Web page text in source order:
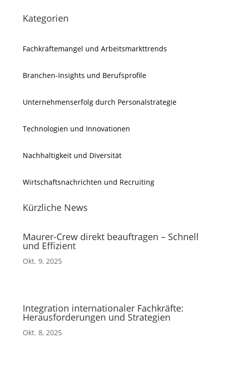
Kategorien
Fachkräftemangel und Arbeitsmarkttrends
Branchen-Insights und Berufsprofile
Unternehmenserfolg durch Personalstrategie
Technologien und Innovationen
Nachhaltigkeit und Diversität
Wirtschaftsnachrichten und Recruiting
Kürzliche News
Maurer-Crew direkt beauftragen – Schnell
und Effizient
Okt. 9, 2025
Integration internationaler Fachkräfte:
Herausforderungen und Strategien
Okt. 8, 2025